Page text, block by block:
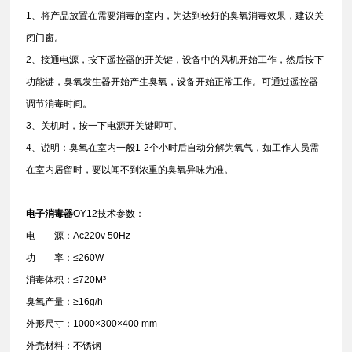
1、将产品放置在需要消毒的室内，为达到较好的臭氧消毒效果，建议关
闭门窗。
2、接通电源，按下遥控器的开关键，设备中的风机开始工作，然后按下
功能键，臭氧发生器开始产生臭氧，设备开始正常工作。可通过遥控器
调节消毒时间。
3、关机时，按一下电源开关键即可。
4、说明：臭氧在室内一般1-2个小时后自动分解为氧气，如工作人员需
在室内居留时，要以闻不到浓重的臭氧异味为准。
电子消毒器OY12技术参数：
电 源：Ac220v 50Hz
功 率：≤260W
消毒体积：≤720M³
臭氧产量：≥16g/h
外形尺寸：1000×300×400 mm
外壳材料：不锈钢